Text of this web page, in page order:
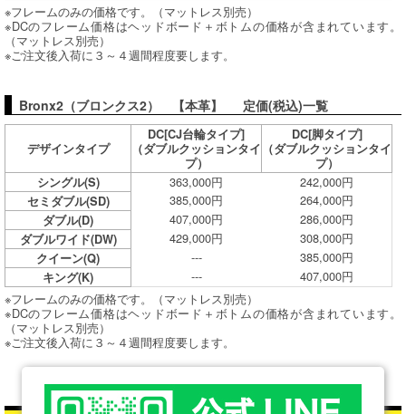
※フレームのみの価格です。（マットレス別売）
※DCのフレーム価格はヘッドボード＋ボトムの価格が含まれています。
（マットレス別売）
※ご注文後入荷に３～４週間程度要します。
Bronx2（ブロンクス2） 【本革】 定価(税込)一覧
デザインタイプ
DC[CJ台輪タイプ]
（ダブルクッションタイ
プ）
DC[脚タイプ]
（ダブルクッションタイ
プ）
シングル(S)
363,000円 242,000円
セミダブル(SD) 385,000円 264,000円
ダブル(D) 407,000円 286,000円
ダブルワイド(DW) 429,000円 308,000円
クイーン(Q) --- 385,000円
キング(K) ---
407,000円
※フレームのみの価格です。（マットレス別売）
※DCのフレーム価格はヘッドボード＋ボトムの価格が含まれています。
（マットレス別売）
※ご注文後入荷に３～４週間程度要します。